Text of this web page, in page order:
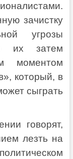
зачистку
угрозы
их затем
моментом
который, в
сыграть
говорят,
лезть на